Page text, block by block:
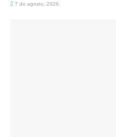
7 de agosto, 2026